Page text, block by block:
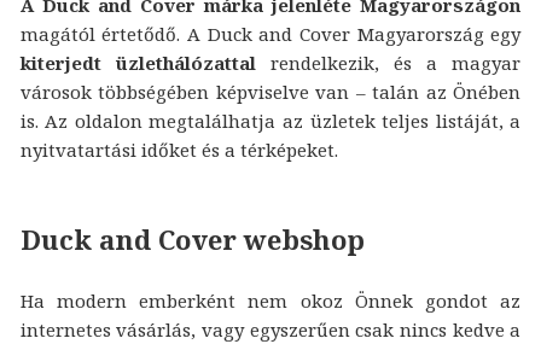
A Duck and Cover márka jelenléte Magyarországon
magától értetődő. A Duck and Cover Magyarország egy
kiterjedt üzlethálózattalrendelkezik, és a magyar
városok többségében képviselve van – talán az Önében
is. Az oldalon megtalálhatja az üzletek teljes listáját, a
nyitvatartási időket és a térképeket.
Duck and Cover webshop
Ha modern emberként nem okoz Önnek gondot az
internetes vásárlás, vagy egyszerűen csak nincs kedve a